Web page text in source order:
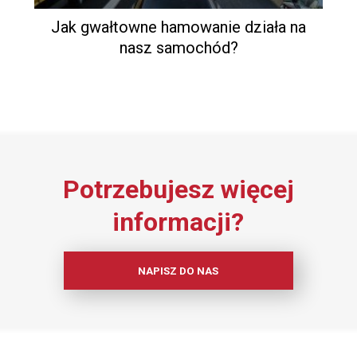
Jak gwałtowne hamowanie działa na
nasz samochód?
Potrzebujesz więcej
informacji?
NAPISZ DO NAS